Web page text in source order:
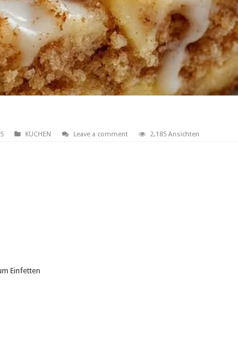
KUCHEN Leave a comment 2,185 Ansichten
Einfetten